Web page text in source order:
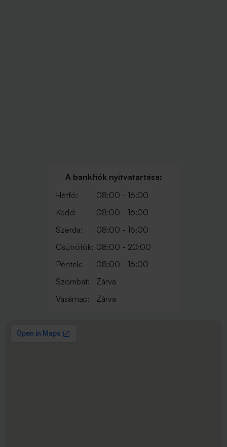
A bankfiók nyitvatartása:
Hétfő:
08:00 - 16:00
Kedd:
08:00 - 16:00
Szerda:
08:00 - 16:00
Csütrötök: 08:00 - 20:00
Péntek:
08:00 - 16:00
Szombat:
Zárva
Vasárnap:
Zárva